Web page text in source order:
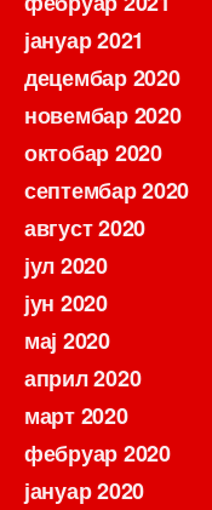
јануар 2021
децембар 2020
новембар 2020
октобар 2020
септембар 2020
август 2020
јул 2020
јун 2020
мај 2020
април 2020
март 2020
фебруар 2020
јануар 2020